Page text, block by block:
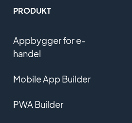
PRODUKT
Appbygger for e-
handel
Mobile App Builder
PWA Builder